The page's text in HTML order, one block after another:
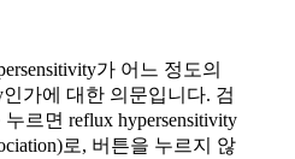
가 어느 정도의
가에 대한 의문입니다. 검
르면 reflux hypersensitivity
로, 버튼을 누르지 않